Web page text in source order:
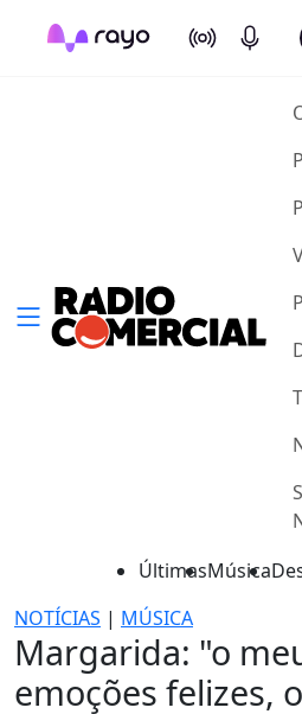
On Air
ÚltimasMúsica
NOTÍCIAS | MÚSICA
Margarida: "o
emoções felizes,